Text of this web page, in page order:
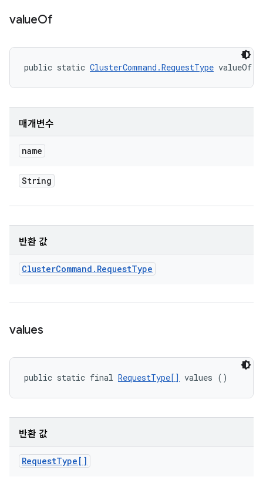
valueOf
public static ClusterCommand.RequestType valueOf
매개변수
name
String
반환 값
ClusterCommand . RequestType
values
public static final RequestType[] values ()
반환 값
RequestType[]